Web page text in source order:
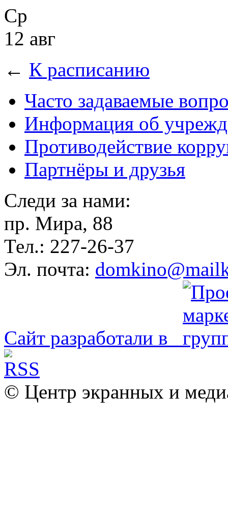
Ср
12 авг
← К расписанию
Часто задаваемые
Информация об
Противодействие
Партнёры и друзья
Следи за нами:
пр. Мира, 88
Тел.: 227-26-37
Эл. почта:
Сайт разработали в
© Центр экранных и